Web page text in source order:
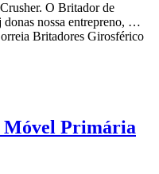
O Britador de
donas nossa entrepreno, …
Britadores Girosférico
Primária